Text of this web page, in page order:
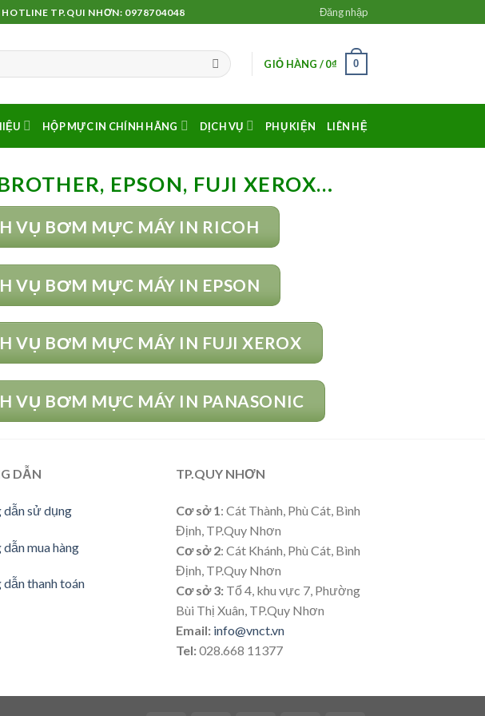
TP.QUI NHƠN: 0978704048 Đăng nhập
GIỎ HÀNG /0₫ 0
HỘP MỰC IN CHÍNH HÃNG DỊCH VỤ PHỤ KIỆN LIÊN HỆ
EPSON, FUJI XEROX…
VỤ BƠM MỰC MÁY IN RICOH
VỤ BƠM MỰC MÁY IN EPSON
VỤ BƠM MỰC MÁY IN FUJI XEROX
VỤ BƠM MỰC MÁY IN PANASONIC
DẪN
sử dụng
mua hàng
thanh toán
TP.QUY NHƠN
Cơ sở 1 : Cát Thành, Phù Cát, Bình
Định, TP.Quy Nhơn
Cơ sở 2: Cát Khánh, Phù Cát, Bình
Định, TP.Quy Nhơn
Cơ sở 3: Tổ 4, khu vực 7, Phường
Bùi Thị Xuân, TP.Quy Nhơn
Email: info@vnct.vn
Tel:028.668 11377